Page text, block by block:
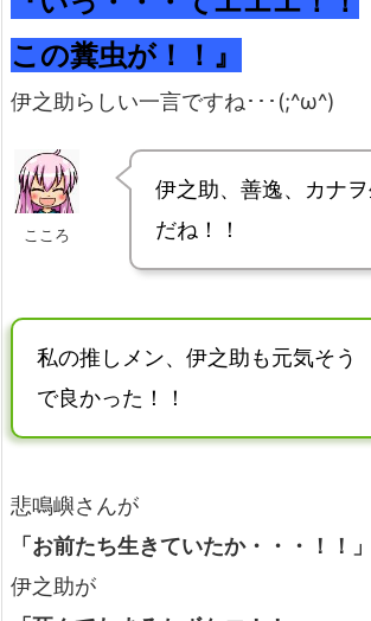
この糞虫が！！』
伊之助らしい一言ですね･･･(;^ω^)
こころ
伊之助、善逸、カナ
だね！！
私の推しメン、伊之助も元気そう
で良かった！！
悲鳴嶼さんが
「お前たち生きていたか・・・！！」
伊之助が